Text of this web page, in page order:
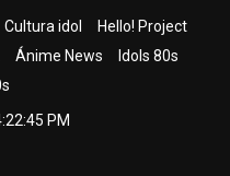
Cultura idol
Hello! Project
Ánime News
Idols 80s
PM